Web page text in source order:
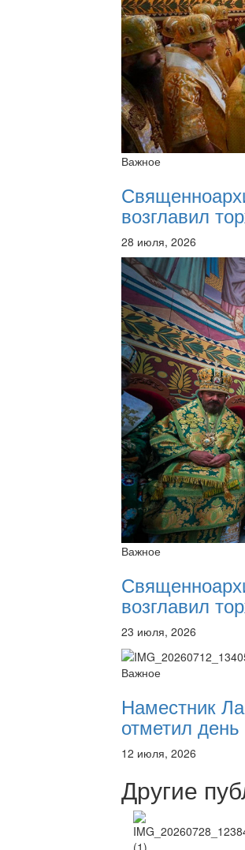
Перейти к архиву
Важное
возглавил
28 июля, 2026
Важное
возглавил
23 июля, 2026
Важное
Наместник
отметил день
12 июля, 2026
Другие